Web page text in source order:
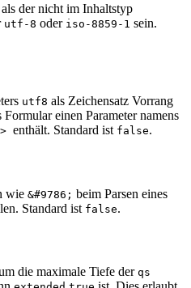
der nicht im Inhaltstyp
utf-8 oder iso-8859-1 sein.
utf8 als Zeichensatz Vorrang
einen Parameter namens
enthält. Standard ist false.
wie &#9786; beim Parsen eines
Standard ist false.
die maximale Tiefe der qs